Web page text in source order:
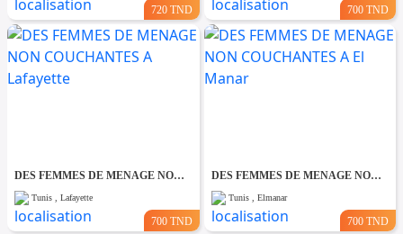
720 TND 700 TND
DES FEMMES DE MENAGE NON COUCHANTES A Lafayette
Tunis , Lafayette
700 TND
DES FEMMES DE MENAGE NON COUCHANTES A El Manar
Tunis , Elmanar
700 TND